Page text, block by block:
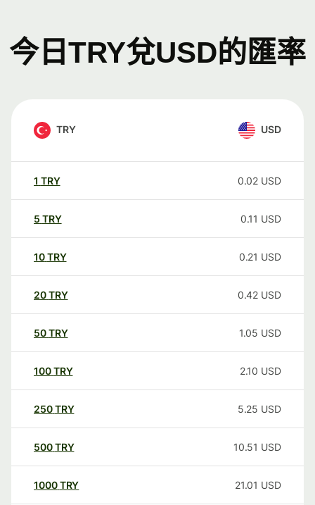
今日TRY兌USD的匯率
TRY USD
1 TRY 0.02 USD
5 TRY 0.11 USD
10TRY 0.21 USD
20TRY 0.42 USD
50TRY 1.05 USD
100TRY 2.10 USD
250TRY 5.25 USD
500TRY 10.51 USD
1000TRY 21.01 USD